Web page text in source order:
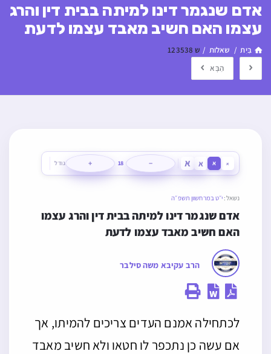
אדם שנגמר דינו למיתה בבית דין והרג
עצמו האם חשיב מאבד עצמו לדעת
בַּיִת / שאלות / ש 123538
הַבָּא
א א א א −
18
+ גודל
נשאל: י״ט במרחשוון תשפ״ה
האם חשיב מאבד עצמו לדעת
הרב עקיבא משה סילבר
לכתחילה אמנם העדים צריכים להמיתו, אך
אם עשה כן נתכפר לו חטאו ולא חשיב מאבד